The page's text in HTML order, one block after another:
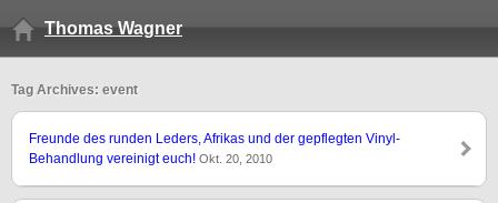
Thomas Wagner
Tag Archives: event
Freunde des runden Leders, Afrikas und der gepflegten Vinyl-
Behandlung vereinigt euch! Okt. 20, 2010